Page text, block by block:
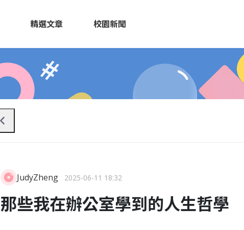
精選文章 校園新聞
JudyZheng 2025-06-11 18:32
那些我在辦公室學到的人生哲學